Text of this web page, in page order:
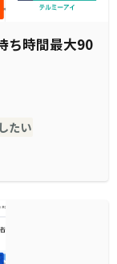
ち時間最大90
たい